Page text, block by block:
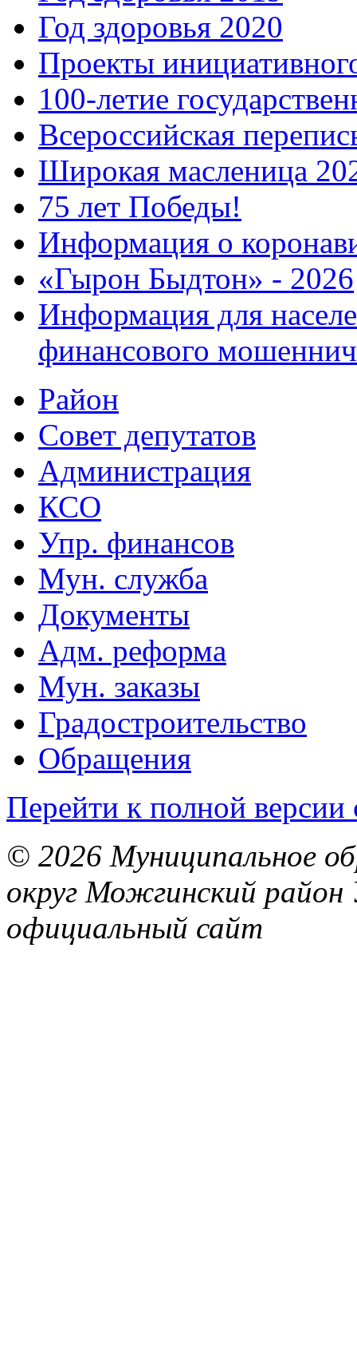
Год здоровья 2020
Проекты
100-летие
Всероссийская
Широкая масленица
75 лет Победы!
Информация о
«Гырон Быдтон» - 2026
Информация для
финансового
Район
Совет депутатов
Администрация
КСО
Упр. финансов
Мун. служба
Документы
Адм. реформа
Мун. заказы
Градостроительство
Обращения
Перейти к полной версии
© 2026 Муниципальное
округ Можгинский район
официальный сайт